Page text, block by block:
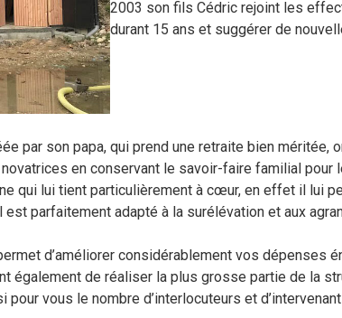
2003 son fils Cédric rejoint les
durant 15 ans et suggérer de
par son papa, qui prend une retraite bien
en conservant le savoir-faire familial pour
qui lui tient particulièrement à cœur, en effet il lui
parfaitement adapté à la surélévation et aux
d’améliorer considérablement vos dépenses
également de réaliser la plus grosse partie de la
vous le nombre d’interlocuteurs et